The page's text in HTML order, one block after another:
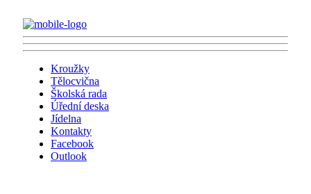
Kroužky
Tělocvična
Školská rada
Úřední deska
Jídelna
Kontakty
Facebook
Outlook